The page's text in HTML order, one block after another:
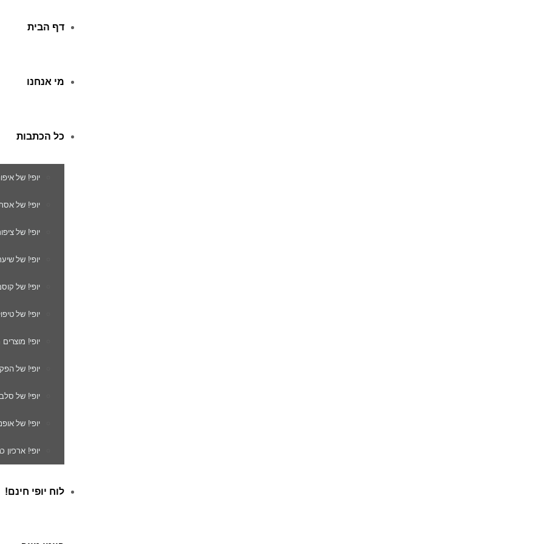
דף הבית
מי אנחנו
כל הכתבות
יופי! של
יופי! של
יופי! של
יופי! של
יופי! של
יופי! של
יופי!
יופי! של
יופי! של
יופי! של
יופי! ארכיון
לוח יופי חינם!